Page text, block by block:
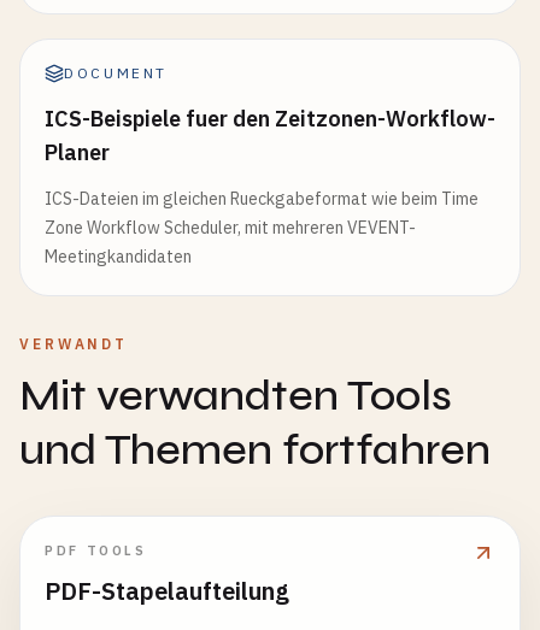
DOCUMENT
ICS-Beispiele fuer den Zeitzonen-Workflow-
Planer
ICS-Dateien im gleichen Rueckgabeformat wie beim Time
Zone Workflow Scheduler, mit mehreren VEVENT-
Meetingkandidaten
VERWANDT
Mit verwandten Tools
und Themen fortfahren
PDF TOOLS
PDF-Stapelaufteilung